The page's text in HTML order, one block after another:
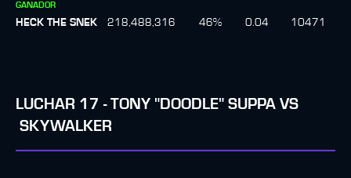
GANADOR
HECK THE SNEK 218,488,316 46% 0.04 10471
LUCHAR 17 - TONY "DOODLE" SUPPA VS
SKYWALKER